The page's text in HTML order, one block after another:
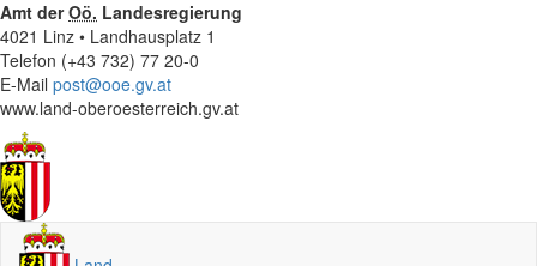
Amt derOö. Landesregierung
4021 Linz • Landhausplatz 1
Telefon (+43 732) 77 20-0
E-Mail post@ooe.gv.at
www.land-oberoesterreich.gv.at